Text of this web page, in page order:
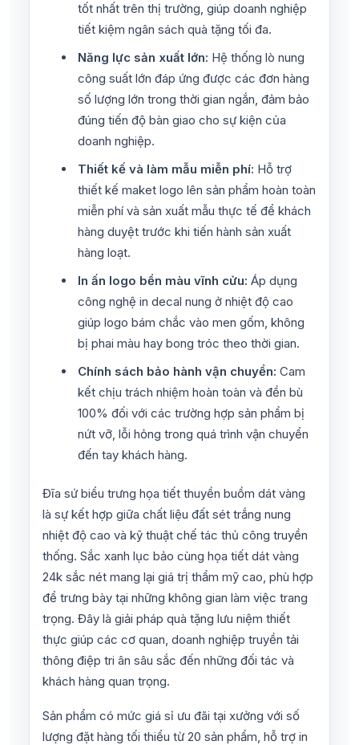
tốt nhất trên thị trường, giúp doanh nghiệp
tiết kiệm ngân sách quà tặng tối đa.
Năng lực sản xuất lớn: Hệ thống lò nung
công suất lớn đáp ứng được các đơn hàng
số lượng lớn trong thời gian ngắn, đảm bảo
đúng tiến độ bàn giao cho sự kiện của
doanh nghiệp.
Thiết kế và làm mẫu miễn phí: Hỗ trợ
thiết kế maket logo lên sản phẩm hoàn toàn
miễn phí và sản xuất mẫu thực tế để khách
hàng duyệt trước khi tiến hành sản xuất
hàng loạt.
In ấn logo bền màu vĩnh cửu: Áp dụng
công nghệ in decal nung ở nhiệt độ cao
giúp logo bám chắc vào men gốm, không
bị phai màu hay bong tróc theo thời gian.
Chính sách bảo hành vận chuyển: Cam
kết chịu trách nhiệm hoàn toàn và đền bù
100% đối với các trường hợp sản phẩm bị
nứt vỡ, lỗi hỏng trong quá trình vận chuyển
đến tay khách hàng.
Đĩa sứ biểu trưng họa tiết thuyền buồm dát vàng
là sự kết hợp giữa chất liệu đất sét trắng nung
nhiệt độ cao và kỹ thuật chế tác thủ công truyền
thống. Sắc xanh lục bảo cùng họa tiết dát vàng
24k sắc nét mang lại giá trị thẩm mỹ cao, phù hợp
để trưng bày tại những không gian làm việc trang
trọng. Đây là giải pháp quà tặng lưu niệm thiết
thực giúp các cơ quan, doanh nghiệp truyền tải
thông điệp tri ân sâu sắc đến những đối tác và
khách hàng quan trọng.
Sản phẩm có mức giá sỉ ưu đãi tại xưởng với số
lượng đặt hàng tối thiểu từ 20 sản phẩm, hỗ trợ in